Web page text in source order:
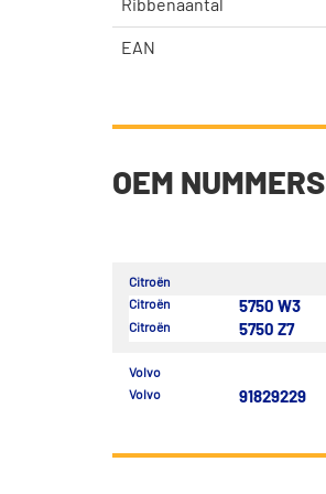
Ribbenaantal
EAN
OEM NUMMERS
Citroën
Citroën
5750 W3
Citroën 5750 Z7
Volvo
Volvo
91829229